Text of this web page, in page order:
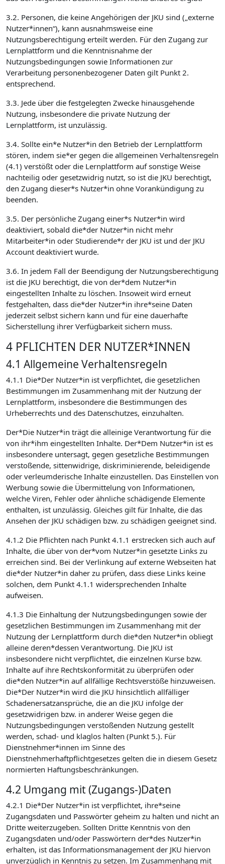
3.2. Personen, die keine Angehörigen der JKU sind („externe
Nutzer*innen“), kann ausnahmsweise eine
Nutzungsberechtigung erteilt werden. Für den Zugang zur
Lernplattform und die Kenntnisnahme der
Nutzungsbedingungen sowie Informationen zur
Verarbeitung personenbezogener Daten gilt Punkt 2.
entsprechend.
3.3. Jede über die festgelegten Zwecke hinausgehende
Nutzung, insbesondere die private Nutzung der
Lernplattform, ist unzulässig.
3.4. Sollte ein*e Nutzer*in den Betrieb der Lernplattform
stören, indem sie*er gegen die allgemeinen Verhaltensregeln
(4.1) verstößt oder die Lernplattform auf sonstige Weise
nachteilig oder gesetzwidrig nutzt, so ist die JKU berechtigt,
den Zugang dieser*s Nutzer*in ohne Vorankündigung zu
beenden.
3.5. Der persönliche Zugang einer*s Nutzer*in wird
deaktiviert, sobald die*der Nutzer*in nicht mehr
Mitarbeiter*in oder Studierende*r der JKU ist und der JKU
Account deaktiviert wurde.
3.6. In jedem Fall der Beendigung der Nutzungsberechtigung
ist die JKU berechtigt, die von der*dem Nutzer*in
eingestellten Inhalte zu löschen. Insoweit wird erneut
festgehalten, dass die*der Nutzer*in ihre*seine Daten
jederzeit selbst sichern kann und für eine dauerhafte
Sicherstellung ihrer Verfügbarkeit sichern muss.
4 PFLICHTEN DER NUTZER*INNEN
4.1 Allgemeine Verhaltensregeln
4.1.1 Die*Der Nutzer*in ist verpflichtet, die gesetzlichen
Bestimmungen im Zusammenhang mit der Nutzung der
Lernplattform, insbesondere die Bestimmungen des
Urheberrechts und des Datenschutzes, einzuhalten.
Der*Die Nutzer*in trägt die alleinige Verantwortung für die
von ihr*ihm eingestellten Inhalte. Der*Dem Nutzer*in ist es
insbesondere untersagt, gegen gesetzliche Bestimmungen
verstoßende, sittenwidrige, diskriminierende, beleidigende
oder verleumderische Inhalte einzustellen. Das Einstellen von
Werbung sowie die Übermittelung von Informationen,
welche Viren, Fehler oder ähnliche schädigende Elemente
enthalten, ist unzulässig. Gleiches gilt für Inhalte, die das
Ansehen der JKU schädigen bzw. zu schädigen geeignet sind.
4.1.2 Die Pflichten nach Punkt 4.1.1 erstrecken sich auch auf
Inhalte, die über von der*vom Nutzer*in gesetzte Links zu
erreichen sind. Bei der Verlinkung auf externe Webseiten hat
die*der Nutzer*in daher zu prüfen, dass diese Links keine
solchen, dem Punkt 4.1.1 widersprechenden Inhalte
aufweisen.
4.1.3 Die Einhaltung der Nutzungsbedingungen sowie der
gesetzlichen Bestimmungen im Zusammenhang mit der
Nutzung der Lernplattform durch die*den Nutzer*in obliegt
alleine deren*dessen Verantwortung. Die JKU ist
insbesondere nicht verpflichtet, die einzelnen Kurse bzw.
Inhalte auf ihre Rechtskonformität zu überprüfen oder
die*den Nutzer*in auf allfällige Rechtsverstöße hinzuweisen.
Die*Der Nutzer*in wird die JKU hinsichtlich allfälliger
Schadenersatzansprüche, die an die JKU infolge der
gesetzwidrigen bzw. in anderer Weise gegen die
Nutzungsbedingungen verstoßenden Nutzung gestellt
werden, schad- und klaglos halten (Punkt 5.). Für
Dienstnehmer*innen im Sinne des
Dienstnehmerhaftpflichtgesetzes gelten die in diesem Gesetz
normierten Haftungsbeschränkungen.
4.2 Umgang mit (Zugangs-)Daten
4.2.1 Die*Der Nutzer*in ist verpflichtet, ihre*seine
Zugangsdaten und Passwörter geheim zu halten und nicht an
Dritte weiterzugeben. Sollten Dritte Kenntnis von den
Zugangsdaten und/oder Passwörtern der*des Nutzer*in
erhalten, ist das Informationsmanagement der JKU hiervon
unverzüglich in Kenntnis zu setzen. Im Zusammenhang mit